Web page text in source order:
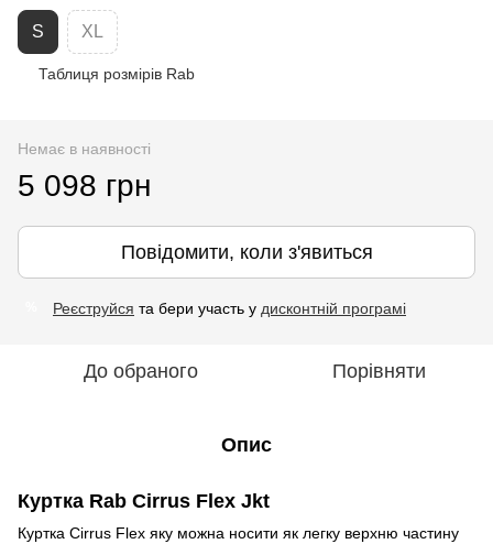
S XL
Таблиця розмірів Rab
Немає в наявності
5 098 грн
Повідомити, коли з'явиться
Реєструйся та бери участь у дисконтній програмі
До обраного Порівняти
Опис
Куртка Rab Cirrus Flex Jkt
Куртка Cirrus Flex яку можна носити як легку верхню частину